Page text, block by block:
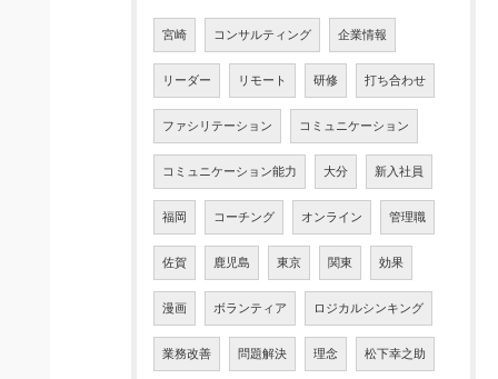
宮崎 コンサルティング 企業情報
リーダー リモート 研修 打ち合わせ
ファシリテーション コミュニケーション
コミュニケーション能力 大分 新入社員
福岡 コーチング オンライン 管理職
佐賀 鹿児島 東京 関東 効果
漫画 ボランティア ロジカルシンキング
業務改善 問題解決 理念 松下幸之助